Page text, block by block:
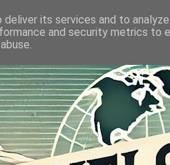
its services and to
and security metrics to